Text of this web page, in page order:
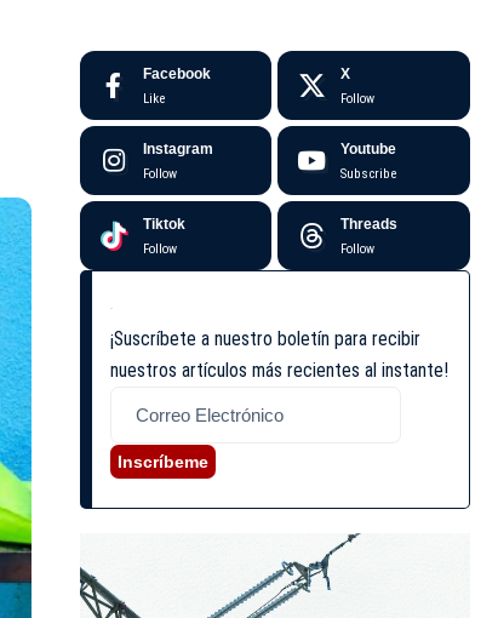
Facebook
Like
X
Follow
Instagram
Follow
Youtube
Subscribe
Tiktok
Follow
Threads
Follow
¡Suscríbete a nuestro boletín para recibir
nuestros artículos más recientes al instante!
Inscríbeme